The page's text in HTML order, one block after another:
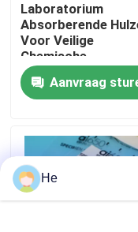
Kwaliteitscontrole
Nieuws
95Kpa zakken
95kPa de Zak
Laboratorium
Absorberende
Voor Veilige
Chemische
Behandeling En
Morsbescherming
Laboratoria
Aanvraag
He